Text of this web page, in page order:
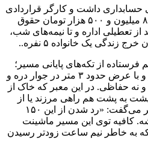
داشت و کارگر قراردادی
یک مرکز آموزشی بود و ماهی ۸ میلیون و ۵۰۰ هزار تومان حقوق
تعطیلی اداره و تا نیمه‌های شب،
یک خانواده ۵ نفره..
فرستاده از تکه‌های پایانی مسیر؛
معبری به درازای ۱۵۰ کیلومتر و با عرض حدود ۳ متر در جوار دره و
و نه حفاظی. در این معبر که خاک از
به پشت هم راهی مرزند یا از
مرز بازمی گردند. این سوخت‌بر می‌گفت: «رد شدن از این ۱۵۰
کافیه توی این مسیر ماشینت
به خاطر نیم ساعت زودتر رسیدن